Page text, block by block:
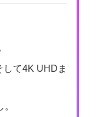
て4K UHDま